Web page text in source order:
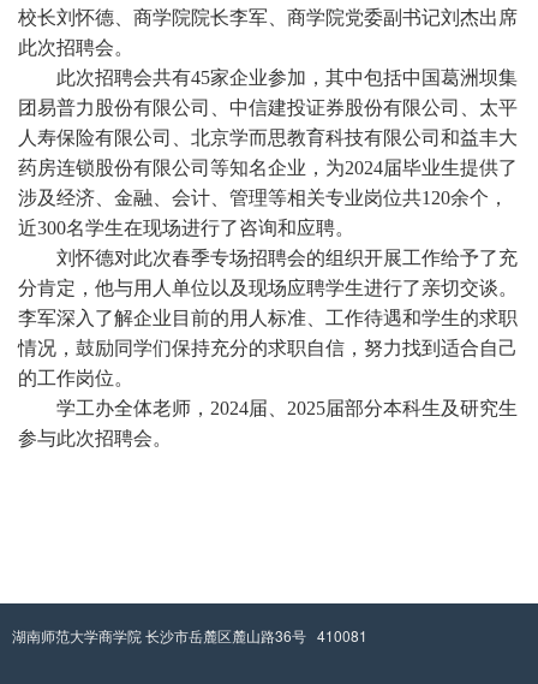
校长刘怀德、商学院院长李军、商学院党委副书记刘杰出席
此次招聘会。
此次招聘会共有45家企业参加，其中包括中国葛洲坝集
团易普力股份有限公司、中信建投证券股份有限公司、太平
人寿保险有限公司、北京学而思教育科技有限公司和益丰大
药房连锁股份有限公司等知名企业，为2024届毕业生提供了
涉及经济、金融、会计、管理等相关专业岗位共120余个，
近300名学生在现场进行了咨询和应聘。
刘怀德对此次春季专场招聘会的组织开展工作给予了充
分肯定，他与用人单位以及现场应聘学生进行了亲切交谈。
李军深入了解企业目前的用人标准、工作待遇和学生的求职
情况，鼓励同学们保持充分的求职自信，努力找到适合自己
的工作岗位。
学工办全体老师， 2024届、2025届部分本科生及研究生
参与此次招聘会。
湖南师范大学商学院 长沙市岳麓区麓山路36号 410081